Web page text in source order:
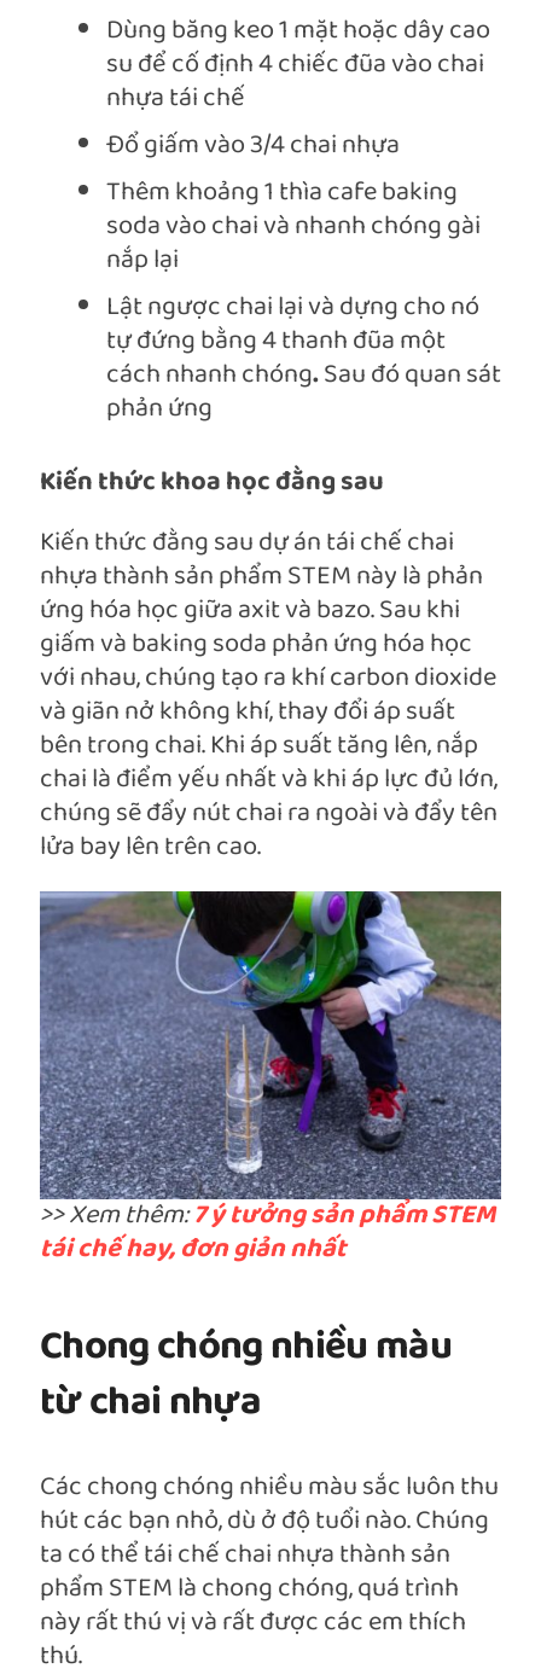
Dùng băng keo 1 mặt hoặc dây cao
su để cố định 4 chiếc đũa vào chai
nhựa tái chế
Đổ giấm vào 3/4 chai nhựa
Thêm khoảng 1 thìa cafe baking
soda vào chai và nhanh chóng gài
nắp lại
Lật ngược chai lại và dựng cho nó
tự đứng bằng 4 thanh đũa một
cách nhanh chóng.Sau đó quan sát
phản ứng
Kiến thức khoa học đằng sau
Kiến thức đằng sau dự án tái chế chai
nhựa thành sản phẩm STEM này là phản
ứng hóa học giữa axit và bazo. Sau khi
giấm và baking soda phản ứng hóa học
với nhau, chúng tạo ra khí carbon dioxide
và giãn nở không khí, thay đổi áp suất
bên trong chai. Khi áp suất tăng lên, nắp
chai là điểm yếu nhất và khi áp lực đủ lớn,
chúng sẽ đẩy nút chai ra ngoài và đẩy tên
lửa bay lên trên cao.
>> Xem thêm:7 ý tưởng sản phẩm STEM
tái chế hay, đơn giản nhất
Chong chóng nhiều màu
từ chai nhựa
Các chong chóng nhiều màu sắc luôn thu
hút các bạn nhỏ, dù ở độ tuổi nào. Chúng
ta có thể tái chế chai nhựa thành sản
phẩm STEM là chong chóng, quá trình
này rất thú vị và rất được các em thích
thú.